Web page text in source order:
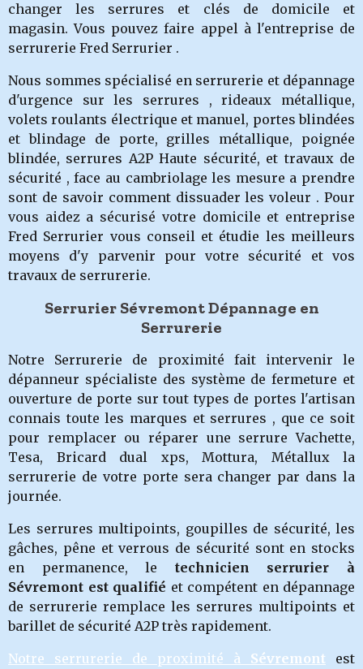
changer les serrures et clés de domicile et
magasin.Vous pouvez faire appel à l'entreprise de
serrurerie Fred Serrurier .
Nous sommes spécialisé en serrurerie et dépannage
d'urgence sur les serrures , rideaux métallique,
volets roulants électrique et manuel, portes blindées
et blindage de porte, grilles métallique, poignée
blindée, serrures A2P Haute sécurité, et travaux de
sécurité , face au cambriolage les mesure a prendre
sont de savoir comment dissuader les voleur . Pour
vous aidez a sécurisé votre domicile et entreprise
Fred Serrurier vous conseil et étudie les meilleurs
moyens d'y parvenir pour votre sécurité et vos
travaux de serrurerie.
Serrurier Sévremont Dépannage en
Serrurerie
Notre Serrurerie de proximité fait intervenir le
dépanneur spécialiste des système de fermeture et
ouverture de porte sur tout types de portes l'artisan
connais toute les marques et serrures , que ce soit
pour remplacer ou réparer une serrure Vachette,
Tesa, Bricard dual xps, Mottura, Métallux la
serrurerie de votre porte sera changer par dans la
journée.
Les serrures multipoints, goupilles de sécurité, les
gâches, pêne et verrous de sécurité sont en stocks
en permanence, le technicien serrurier à
Sévremont est qualifié et compétent en dépannage
de serrurerie remplace les serrures multipoints et
barillet de sécurité A2P très rapidement.
Notre serrurerie de proximité à Sévremont
est